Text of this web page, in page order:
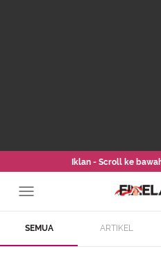
Iklan - Scroll ke
SEMUA ARTIKEL